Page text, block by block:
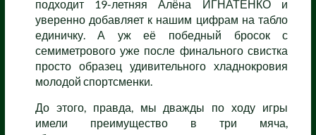
подходит 19-летняя Алёна ИГНАТЕНКО и
уверенно добавляет к нашим цифрам на табло
единичку. А уж её победный бросок с
семиметрового уже после финального свистка
просто образец удивительного хладнокровия
молодой спортсменки.
До этого, правда, мы дважды по ходу игры
имели преимущество в три мяча,